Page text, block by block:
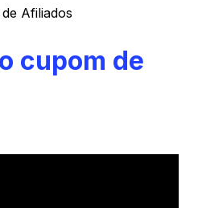
Afiliados
cupom de